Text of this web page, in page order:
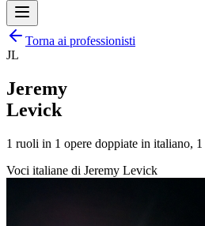
Torna ai professionisti
JL
Jeremy
Levick
1 ruoli in 1 opere doppiate in italiano, 1
Voci italiane di Jeremy Levick